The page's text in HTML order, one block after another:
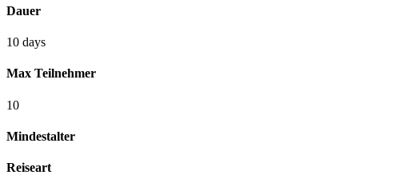
Dauer
10 days
Max Teilnehmer
10
Mindestalter
Reiseart